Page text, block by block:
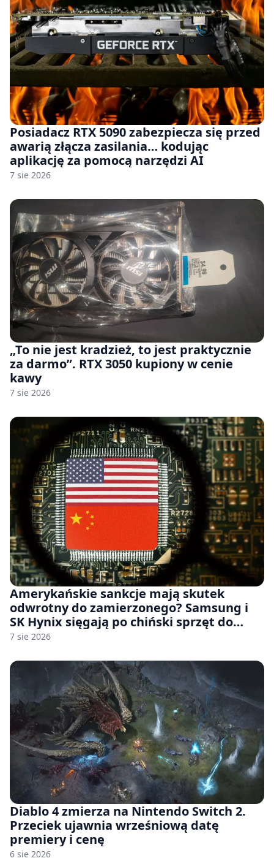
Posiadacz RTX 5090 zabezpiecza się przed
awarią złącza zasilania… kodując
aplikację za pomocą narzędzi AI
7 sie 2026
„To nie jest kradzież, to jest praktycznie
za darmo”. RTX 3050 kupiony w cenie
kawy
7 sie 2026
Amerykańskie sankcje mają skutek
odwrotny do zamierzonego? Samsung i
SK Hynix sięgają po chiński sprzęt do
fabryk chipów
7 sie 2026
Diablo 4 zmierza na Nintendo Switch 2.
Przeciek ujawnia wrześniową datę
premiery i cenę
6 sie 2026